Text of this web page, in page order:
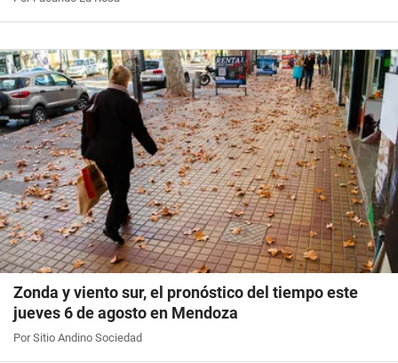
Zonda y viento sur, el pronóstico del tiempo este
jueves 6 de agosto en Mendoza
Por Sitio Andino Sociedad